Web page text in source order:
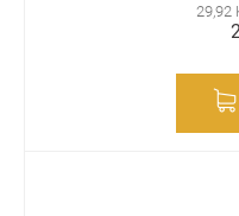
29,92